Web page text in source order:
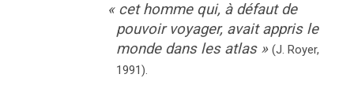
« cet homme qui, à défaut de
pouvoir voyager, avait appris le
monde dans les atlas » (J. Royer,
1991).